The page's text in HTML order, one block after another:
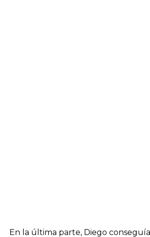
En la última parte, Diego